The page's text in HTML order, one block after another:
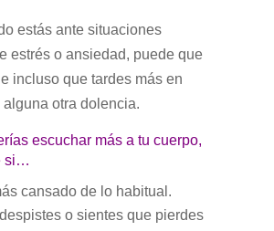
estás ante situaciones
estrés o ansiedad, puede que
incluso que tardes más en
alguna otra dolencia.
escuchar más a tu cuerpo,
si…
cansado de lo habitual.
o sientes que pierdes